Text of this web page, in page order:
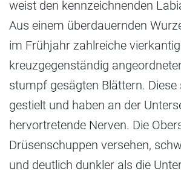
weist den kennzeichnenden
Aus einem überdauernden
im Frühjahr zahlreiche
kreuzgegenständig
stumpf gesägten Blättern. Diese
gestielt und haben an der
hervortretende Nerven. Die
Drüsenschuppen versehen,
und deutlich dunkler als die